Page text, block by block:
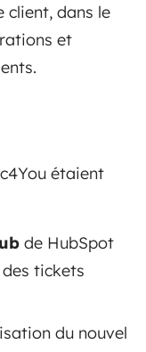
client, dans le
et
étaient
de HubSpot
tickets
du nouvel